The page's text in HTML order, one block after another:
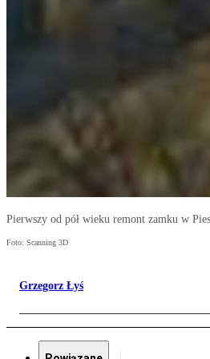
Pierwszy od pół wieku remont zamku w
Foto: Scanning 3D
Grzegorz Łyś